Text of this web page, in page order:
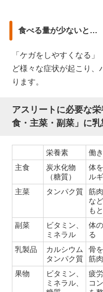
食べる量が少ないと…
「ケガをしやすくなる
ど様々な症状が起こり、
ります。
アスリートに必要な
食・主菜・副菜」に乳
栄養素 働き
主食
炭水化物
（糖質）
体
ル
主菜 タンパク質
筋
な
も
副菜
ビタミン、
ミネラル
体
る
乳製品
カルシウム
タンパク質
骨
筋
果物
ビタミン、
ミネラル、
疲
コ